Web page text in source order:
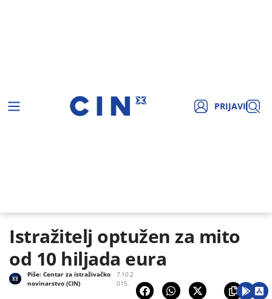
PRIJAVI
Istražitelj optužen za mito
od 10 hiljada eura
7.10.2
015.
Piše:Centar za istraživačko
novinarstvo (CIN)